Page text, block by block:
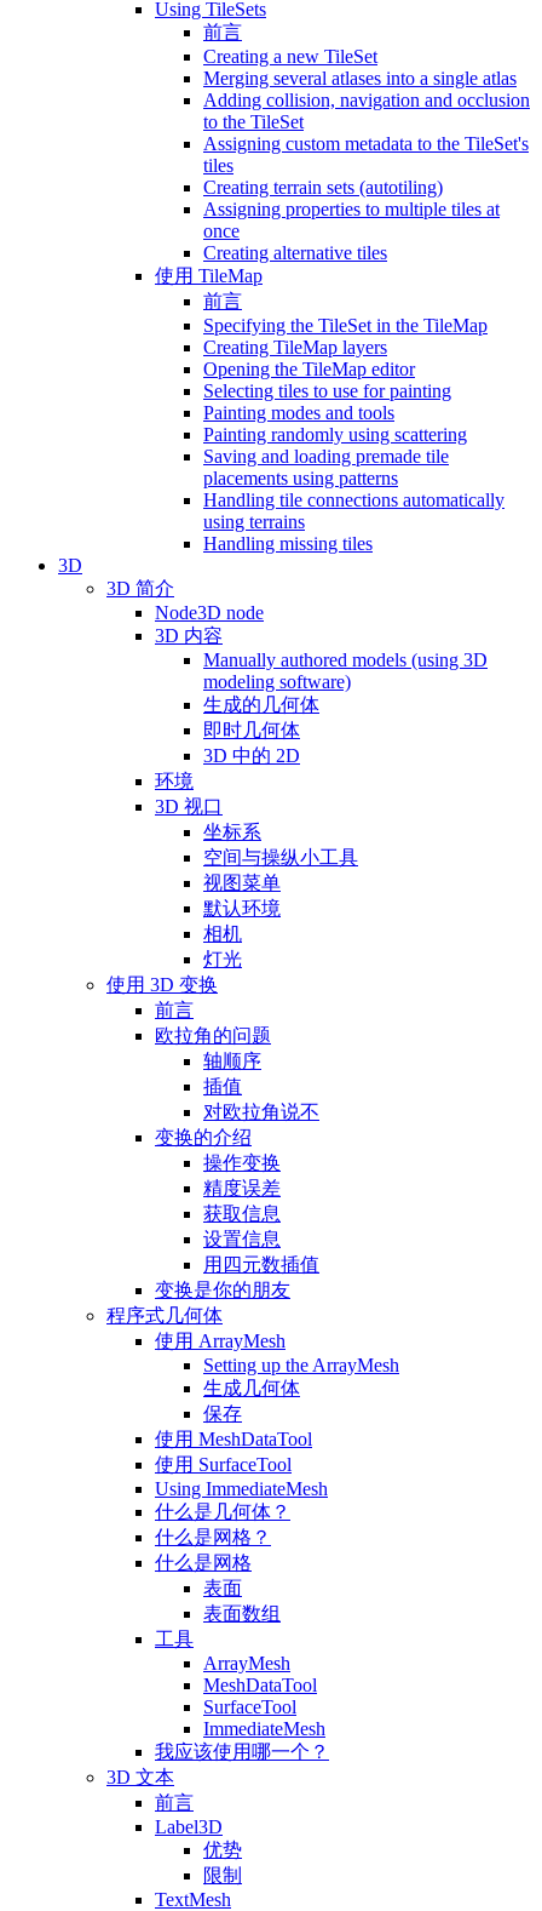
Using TileSets
前言
Creating a new TileSet
Merging several atlases into a single atlas
Adding collision, navigation and occlusion
to the TileSet
Assigning custom metadata to the TileSet's
tiles
Creating terrain sets (autotiling)
Assigning properties to multiple tiles at
once
Creating alternative tiles
使用 TileMap
前言
Specifying the TileSet in the TileMap
Creating TileMap layers
Opening the TileMap editor
Selecting tiles to use for painting
Painting modes and tools
Painting randomly using scattering
Saving and loading premade tile
placements using patterns
Handling tile connections automatically
using terrains
Handling missing tiles
3D
3D 简介
Node3D node
3D 内容
Manually authored models (using 3D
modeling software)
生成的几何体
即时几何体
3D 中的 2D
环境
3D 视口
坐标系
空间与操纵小工具
视图菜单
默认环境
相机
灯光
使用 3D 变换
前言
欧拉角的问题
轴顺序
插值
对欧拉角说不
变换的介绍
操作变换
精度误差
获取信息
设置信息
用四元数插值
变换是你的朋友
程序式几何体
使用 ArrayMesh
Setting up the ArrayMesh
生成几何体
保存
使用 MeshDataTool
使用 SurfaceTool
Using ImmediateMesh
什么是几何体？
什么是网格？
什么是网格
表面
表面数组
工具
ArrayMesh
MeshDataTool
SurfaceTool
ImmediateMesh
我应该使用哪一个？
3D 文本
前言
Label3D
优势
限制
TextMesh